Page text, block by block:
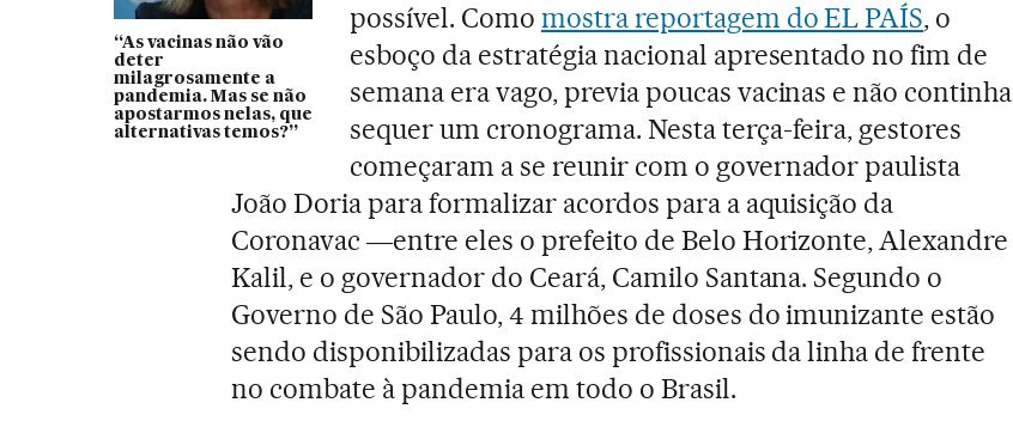
“As vacinas não vão
deter
milagrosamente a
pandemia. Mas se não
apostarmos nelas, que
alternativas temos?”
possível. Como mostra reportagem do EL PAÍS, o
esboço da estratégia nacional apresentado no fim de
semana era vago, previa poucas vacinas e não continha
sequer um cronograma. Nesta terça-feira, gestores
começaram a se reunir com o governador paulista
João Doria para formalizar acordos para a aquisição da
Coronavac ―entre eles o prefeito de Belo Horizonte, Alexandre
Kalil, e o governador do Ceará, Camilo Santana. Segundo o
Governo de São Paulo, 4 milhões de doses do imunizante estão
sendo disponibilizadas para os profissionais da linha de frente
no combate à pandemia em todo o Brasil.